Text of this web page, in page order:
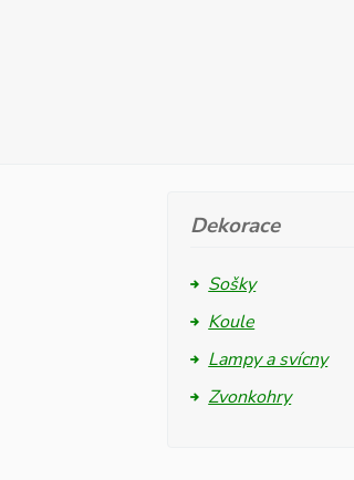
Dekorace
Sošky
Koule
Lampy a svícny
Zvonkohry